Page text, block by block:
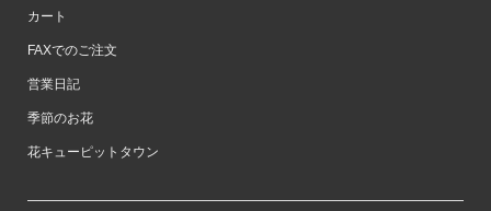
カート
FAXでのご注文
営業日記
季節のお花
花キューピットタウン